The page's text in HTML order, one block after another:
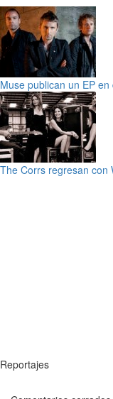
Muse publican un EP en
The Corrs regresan con
Reportajes